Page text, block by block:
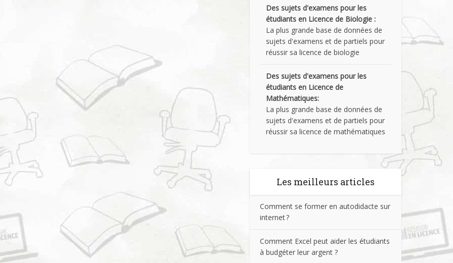
Des sujets d'examens pour les
étudiants en Licence de Biologie :
La plus grande base de données de
sujets d'examens et de partiels pour
réussir sa licence de biologie
Des sujets d'examens pour les
étudiants en Licence de
Mathématiques:
La plus grande base de données de
sujets d'examens et de partiels pour
réussir sa licence de mathématiques
Les meilleurs articles
Comment se former en autodidacte sur
internet ?
Comment Excel peut aider les étudiants
à budgéter leur argent ?